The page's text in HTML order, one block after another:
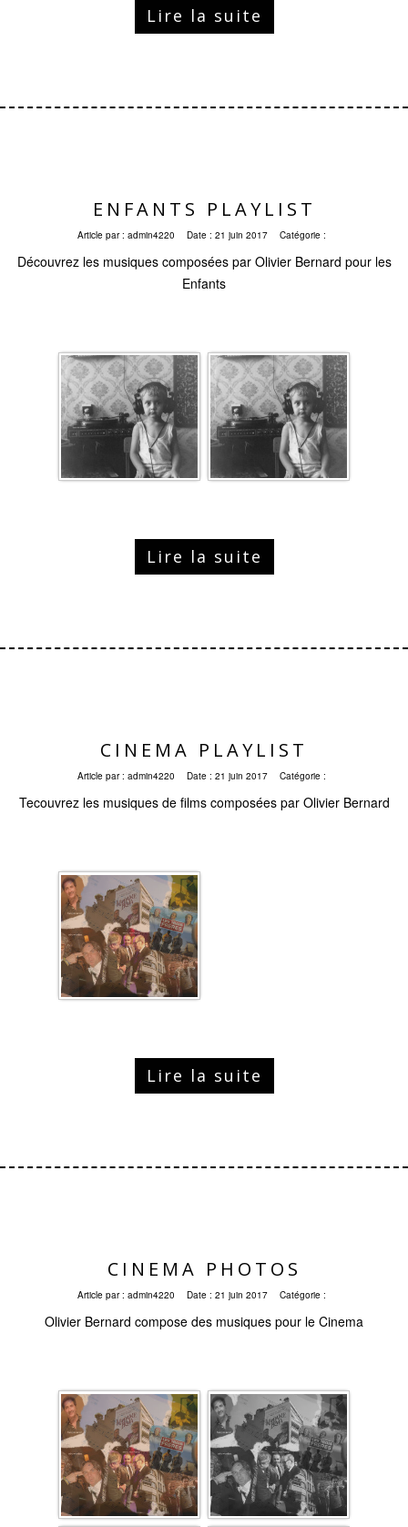
Lire la suite
ENFANTS PLAYLIST
Article par : admin4220 Date : 21 juin 2017 Catégorie :
Découvrez les musiques composées par Olivier Bernard pour les
Enfants
Lire la suite
CINEMA PLAYLIST
Article par : admin4220 Date : 21 juin 2017 Catégorie :
Tecouvrez les musiques de films composées par Olivier Bernard
Lire la suite
CINEMA PHOTOS
Article par : admin4220 Date : 21 juin 2017 Catégorie :
Olivier Bernard compose des musiques pour le Cinema